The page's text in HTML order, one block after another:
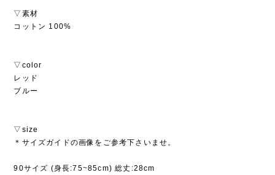
▽素材
コットン 100%
▽color
レッド
ブルー
▽size
＊サイズガイドの画像をご参考下さいませ。
90サイズ (身長:75~85cm) 総丈:28cm